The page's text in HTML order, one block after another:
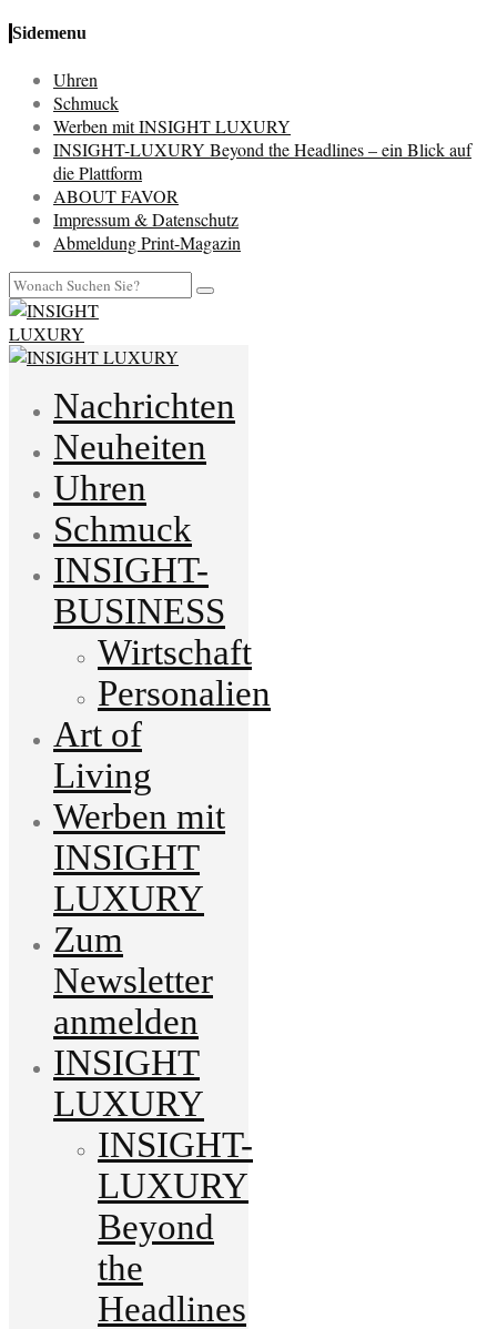
Sidemenu
Uhren
Schmuck
Werben mit INSIGHT LUXURY
INSIGHT-LUXURY Beyond the Headlines – ein Blick auf
die Plattform
ABOUT FAVOR
Impressum & Datenschutz
Abmeldung Print-Magazin
Nachrichten
Neuheiten
Uhren
Schmuck
INSIGHT-
BUSINESS
Wirtschaft
Personalien
Art of
Living
Werben mit
INSIGHT
LUXURY
Zum
Newsletter
anmelden
INSIGHT
LUXURY
INSIGHT-
LUXURY
Beyond
the
Headlines